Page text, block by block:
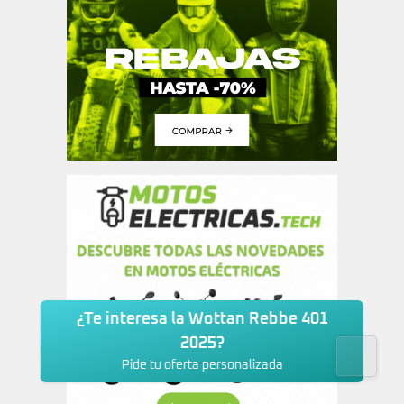
¿Te interesa la Wottan Rebbe 401
2025?
Pide tu oferta personalizada